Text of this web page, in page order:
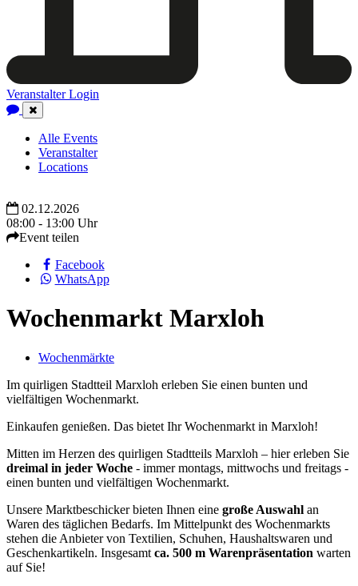
Veranstalter Login
Close
Navigation
Alle Events
Veranstalter
Locations
02.12.2026
08:00 - 13:00 Uhr
Event teilen
Facebook
WhatsApp
Wochenmarkt Marxloh
Wochenmärkte
Im quirligen Stadtteil Marxloh erleben Sie einen bunten und
vielfältigen Wochenmarkt.
Einkaufen genießen. Das bietet Ihr Wochenmarkt in Marxloh!
Mitten im Herzen des quirligen Stadtteils Marxloh – hier erleben Sie
dreimal in jeder Woche - immer montags, mittwochs und freitags -
einen bunten und vielfältigen Wochenmarkt.
Unsere Marktbeschicker bieten Ihnen eine große Auswahl an
Waren des täglichen Bedarfs. Im Mittelpunkt des Wochenmarkts
stehen die Anbieter von Textilien, Schuhen, Haushaltswaren und
Geschenkartikeln. Insgesamt ca. 500 m Warenpräsentation warten
auf Sie!